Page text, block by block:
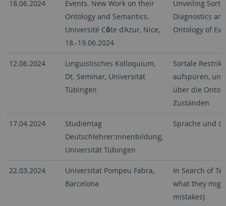
18.06.2024
Events. New Work on their
Ontology and Semantics.
Université Côte d‘Azur, Nice,
18.-19.06.2024
Unveiling
Diagnostics
Ontology of
12.06.2024
Linguistisches Kolloquium,
Dt. Seminar, Universität
Tübingen
Sortale
aufspüren,
über die
Zuständen
17.04.2024
Studientag
Deutschlehrer:innenbildung,
Universität Tübingen
Sprache und
22.03.2024
Universitat Pompeu Fabra,
Barcelona
In Search of
what they
mistakes)